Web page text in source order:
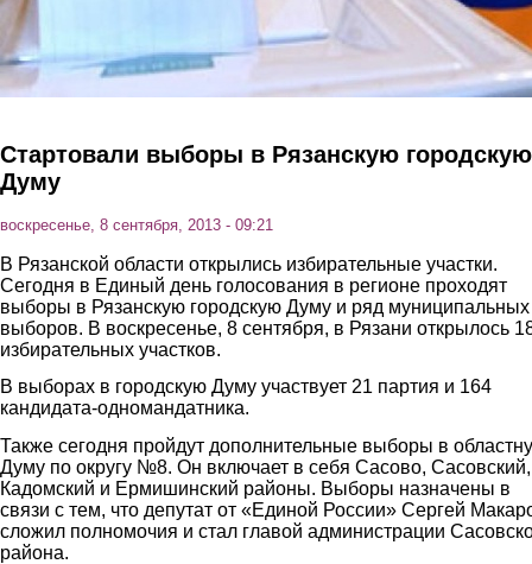
Стартовали выборы в Рязанскую городскую
Думу
воскресенье, 8 сентября, 2013 - 09:21
В Рязанской области открылись избирательные участки.
Сегодня в Единый день голосования в регионе проходят
выборы в Рязанскую городскую Думу и ряд муниципальных
выборов. В воскресенье, 8 сентября, в Рязани открылось
избирательных участков.
В выборах в городскую Думу участвует 21 партия и 164
кандидата-одномандатника.
Также сегодня пройдут дополнительные выборы в
Думу по округу №8. Он включает в себя Сасово, Сасовский,
Кадомский и Ермишинский районы. Выборы назначены в
связи с тем, что депутат от «Единой России» Сергей
сложил полномочия и стал главой администрации
района.